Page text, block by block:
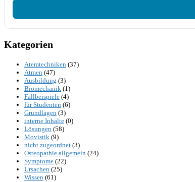
Kategorien
Atemtechniken (37)
Atmen (47)
Ausbildung (3)
Biomechanik (1)
Fallbeispiele (4)
für Studenten (6)
Grundlagen (3)
interne Inhalte (0)
Lösungen (58)
Movistik (9)
nicht zugeordnet (3)
Osteopathie allgemein (24)
Symptome (22)
Ursachen (25)
Wissen (61)